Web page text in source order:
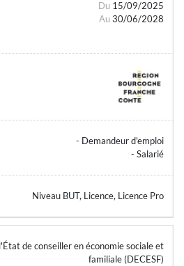
Du 15/09/2025
Au 30/06/2028
- Demandeur d'emploi
- Salarié
Niveau BUT, Licence, Licence Pro
de conseiller en économie sociale et
familiale (DECESF)